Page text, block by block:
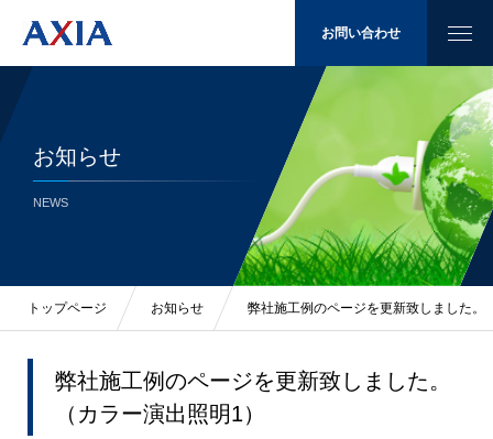
お問い合わせ
お知らせ
NEWS
トップページ お知らせ 弊社施工例のページを更新致しました。
弊社施工例のページを更新致しました。
（カラー演出照明1）
太陽光発電
LED照明
会社概要